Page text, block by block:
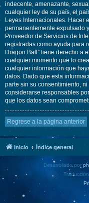
indecente, amenazante,
cualquier ley de su país, el
Leyes Internacionales. Hacer
permanentemente expulsado
Proveedor de Servicios de
registradas como ayuda para
Dragon Ball” tiene derecho a
cualquier momento que lo
cualquier información que
datos. Dado que esta
parte sin su consentimiento,
considerarse responsables
que los datos sean
Regrese a la página anterior
Inicio Índice general
Desarrollado por